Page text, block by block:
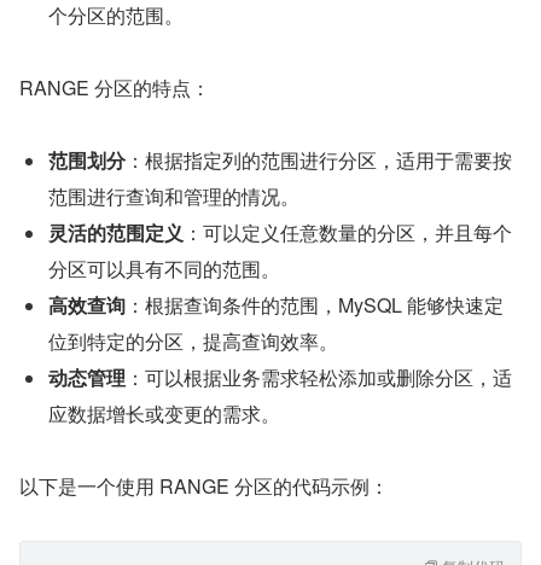
个分区的范围。
RANGE 分区的特点：
范围划分：根据指定列的范围进行分区，适用于需要按
范围进行查询和管理的情况。
灵活的范围定义 ：可以定义任意数量的分区，并且每个
分区可以具有不同的范围。
高效查询 ：根据查询条件的范围，MySQL 能够快速定
位到特定的分区，提高查询效率。
动态管理 ：可以根据业务需求轻松添加或删除分区，适
应数据增长或变更的需求。
以下是一个使用 RANGE 分区的代码示例：